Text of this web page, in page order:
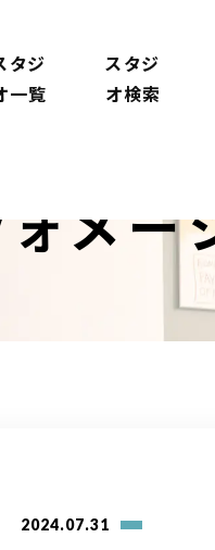
タジ
一覧
スタジ
オ検索
ォメー
2024.07.31